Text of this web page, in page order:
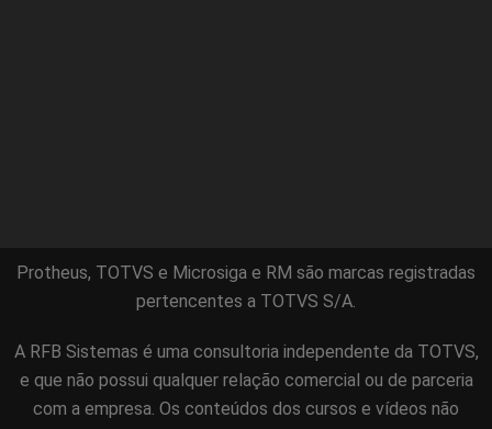
Protheus, TOTVS e Microsiga e RM são marcas registradas
pertencentes a TOTVS S/A.
A RFB Sistemas é uma consultoria independente da TOTVS,
e que não possui qualquer relação comercial ou de parceria
com a empresa. Os conteúdos dos cursos e vídeos não